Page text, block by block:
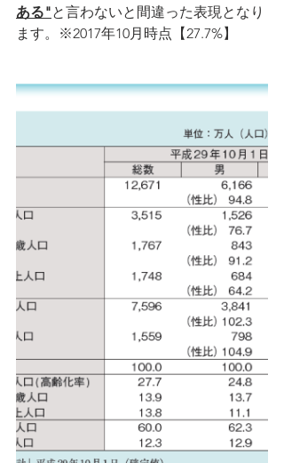
ある"と言わないと間違った表現となり
ます。※2017年10月時点【27.7%】